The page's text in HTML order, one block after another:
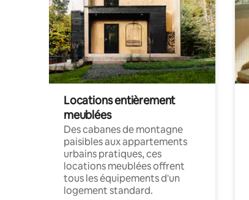
Locations entièrement
meublées
Des cabanes de montagne
paisibles aux appartements
urbains pratiques, ces
locations meublées offrent
tous les équipements d'un
logement standard.